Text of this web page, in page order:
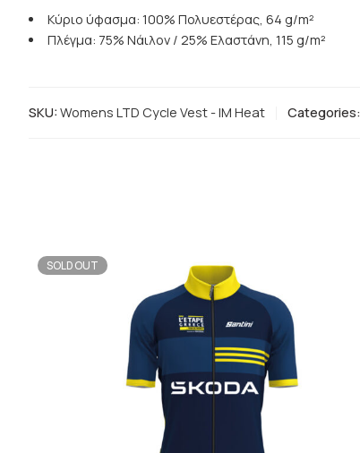
Κύριο ύφασμα: 100% Πολυεστέρας, 64 g/m²
Πλέγμα: 75% Νάιλον / 25% Ελαστάνη, 115 g/m²
SKU: Womens LTD Cycle Vest - IM Heat Categories:
SOLD OUT